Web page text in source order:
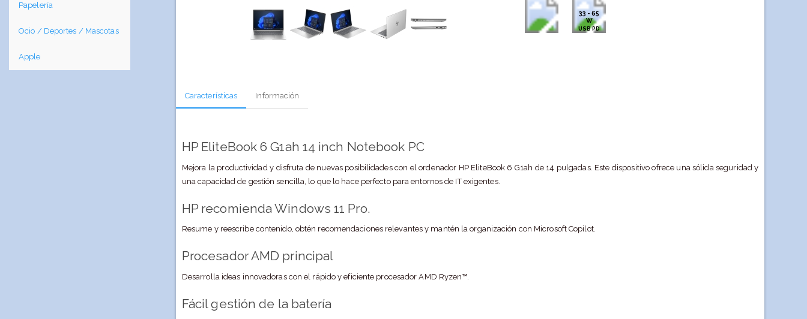
Papelería
Ocio / Deportes / Mascotas
Apple
33 - 65
W
USB PD
Características Información
HP EliteBook 6 G1ah 14 inch Notebook PC
Mejora la productividad y disfruta de nuevas posibilidades con el ordenador HP EliteBook 6 G1ah de 14 pulgadas. Este dispositivo ofrece una sólida seguridad y
una capacidad de gestión sencilla, lo que lo hace perfecto para entornos de IT exigentes.
HP recomienda Windows 11 Pro.
Resume y reescribe contenido, obtén recomendaciones relevantes y mantén la organización con Microsoft Copilot.
Procesador AMD principal
Desarrolla ideas innovadoras con el rápido y eficiente procesador AMD Ryzen™.
Fácil gestión de la batería